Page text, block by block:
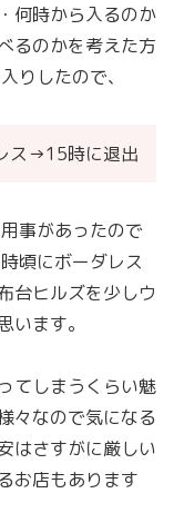
何時から入るのか
るのかを考えた方
りしたので、
ス→15時に退出
事があったので
頃にボーダレス
台ヒルズを少しウ
います。
てしまうくらい魅
々なので気になる
はさすがに厳しい
お店もあります